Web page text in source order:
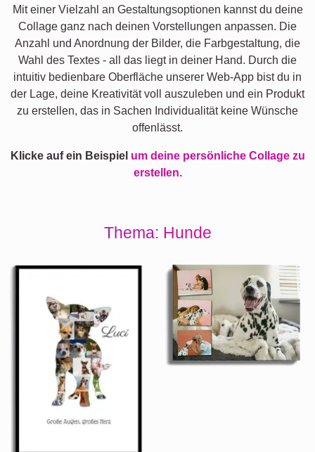
Mit einer Vielzahl an Gestaltungsoptionen kannst du deine
Collage ganz nach deinen Vorstellungen anpassen. Die
Anzahl und Anordnung der Bilder, die Farbgestaltung, die
Wahl des Textes - all das liegt in deiner Hand. Durch die
intuitiv bedienbare Oberfläche unserer Web-App bist du in
der Lage, deine Kreativität voll auszuleben und ein Produkt
zu erstellen, das in Sachen Individualität keine Wünsche
offenlässt.
Klicke auf ein Beispiel um deine persönliche Collage zu
erstellen.
Thema: Hunde